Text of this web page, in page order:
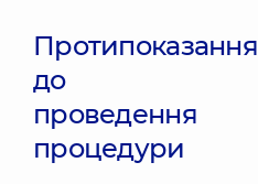
Протипоказання
до
проведення
процедури